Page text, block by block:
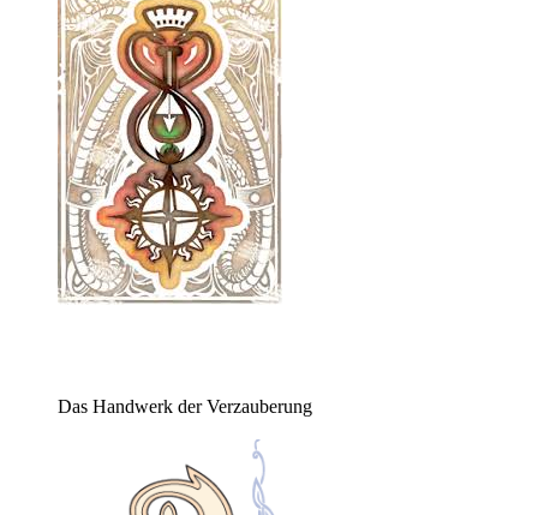
Das Handwerk der Verzauberung